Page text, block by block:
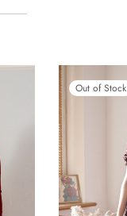
Out of Stock